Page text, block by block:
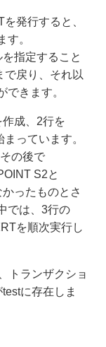
発行すると、
す。
指定すること
で戻り、それ以
きます。
成、2行を
っています。
の後で
S2と
ったものとさ
では、3行の
を順次実行し
トランザクショ
に存在しま